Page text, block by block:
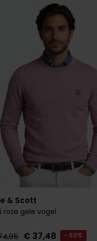
favorieten
& Scott
roze gele vogel
€ 37,48 - 50%